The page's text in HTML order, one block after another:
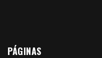
PÁGINAS